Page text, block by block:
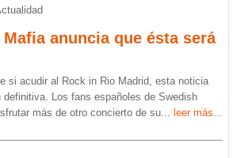
anuncia que ésta será
si acudir al Rock in Rio Madrid, esta noticia
definitiva. Los fans españoles de Swedish
más de otro concierto de su... leer más...